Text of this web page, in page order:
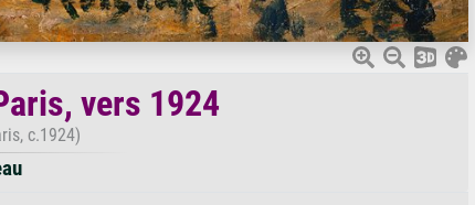
vers 1924
c.1924)